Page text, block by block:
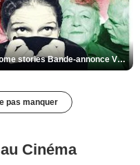
Home stories Bande-annonce VO STFR
pas manquer
Cinéma